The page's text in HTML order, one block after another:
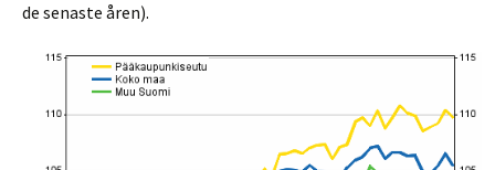
de senaste åren).